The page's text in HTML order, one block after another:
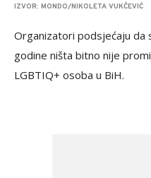
IZVOR: MONDO/NIKOLETA VUKČEVIĆ
Organizatori podsjećaju
godine ništa bitno nije
LGBTIQ+ osoba u BiH.